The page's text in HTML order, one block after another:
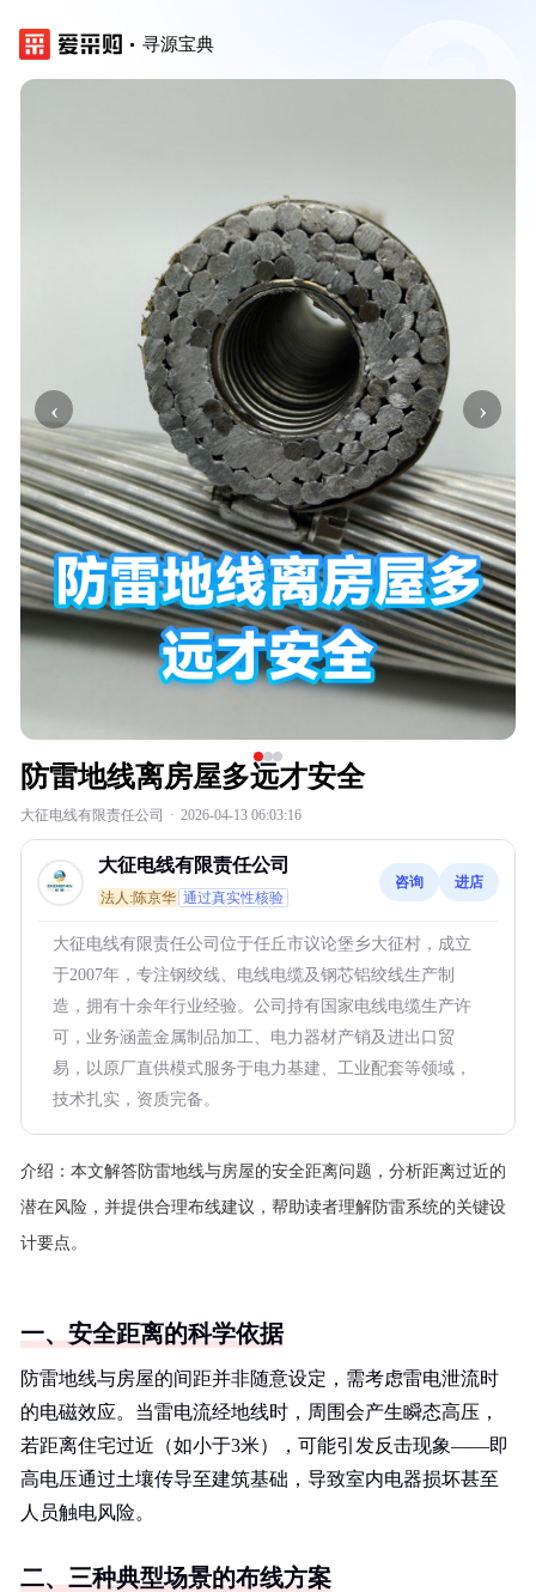
寻源宝典
‹ ›
防雷地线离房屋多远才安全
大征电线有限责任公司 · 2026-04-13 06:03:16
大征电线有限责任公司
法人:陈京华 通过真实性核验
咨询 进店
大征电线有限责任公司位于任丘市议论堡乡大征村，成立
于2007年，专注钢绞线、电线电缆及钢芯铝绞线生产制
造，拥有十余年行业经验。公司持有国家电线电缆生产许
可，业务涵盖金属制品加工、电力器材产销及进出口贸
易，以原厂直供模式服务于电力基建、工业配套等领域，
技术扎实，资质完备。
介绍： 本文解答防雷地线与房屋的安全距离问题，分析距离过近的
潜在风险，并提供合理布线建议，帮助读者理解防雷系统的关键设
计要点。
一、安全距离的科学依据
防雷地线与房屋的间距并非随意设定，需考虑雷电泄流时
的电磁效应。当雷电流经地线时，周围会产生瞬态高压，
若距离住宅过近（如小于3米），可能引发反击现象——即
高电压通过土壤传导至建筑基础，导致室内电器损坏甚至
人员触电风险。
二、三种典型场景的布线方案